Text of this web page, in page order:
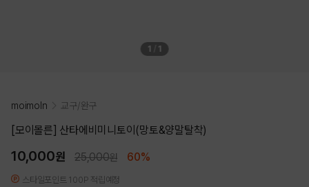
1 1
moimoln 교구/완구
[모이몰른] 산타에비미니토이(망토&양말탈착)
10,000원 25,000원 60%
스타일포인트 100P 적립예정